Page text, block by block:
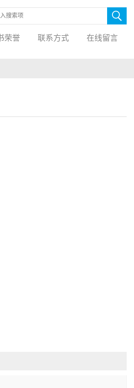
荣誉 联系方式 在线留言